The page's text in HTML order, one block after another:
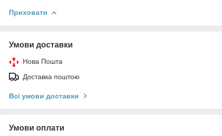
Приховати
Умови доставки
Нова Пошта
Доставка поштою
Всі умови доставки
Умови оплати